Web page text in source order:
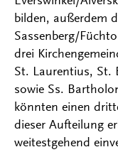
bilden, außerdem
Sassenberg/
drei
St. Laurentius, St.
sowie Ss.
könnten einen
dieser Aufteilung
weitestgehend